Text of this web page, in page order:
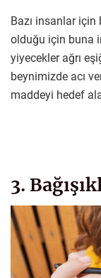
Bazı insanlar için
olduğu için buna
yiyecekler ağrı
beynimizde acı
maddeyi hedef
3.